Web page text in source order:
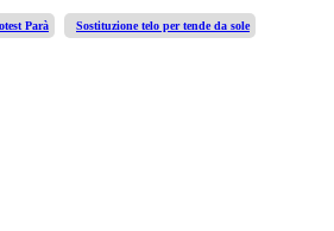
Parà Sostituzione telo per tende da sole